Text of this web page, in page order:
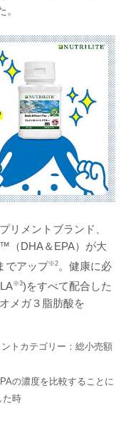
リメントブランド、
（DHA＆EPA）が大
でアップ※2 。健康に必
※3)をすべて配合した
メガ３脂肪酸を
トカテゴリー：総小売額
の濃度を比較することに
た時